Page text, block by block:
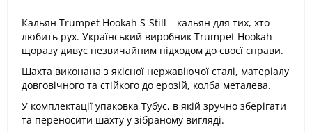
Кальян Trumpet Hookah S-Still – кальян для тих, хто
любить рух. Український виробник Trumpet Hookah
щоразу дивує незвичайним підходом до своєї справи.
Шахта виконана з якісної нержавіючої сталі, матеріалу
довговічного та стійкого до ерозій, колба металева.
У комплектації упаковка Тубус, в якій зручно зберігати
та переносити шахту у зібраному вигляді.